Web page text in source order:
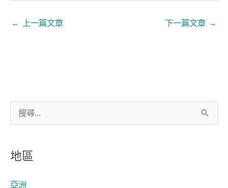
關
鍵
字
地區
亞洲
← 上一篇文章 下一篇文章 →